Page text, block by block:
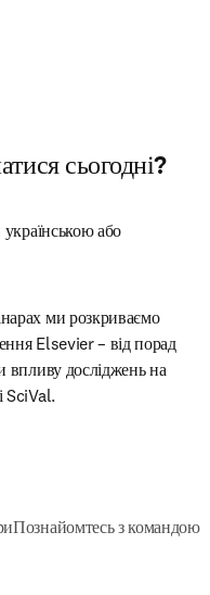
сьогодні?
українською або
ми розкриваємо
Elsevier – від порад
досліджень на
SciVal.
Познайомтесь з командою